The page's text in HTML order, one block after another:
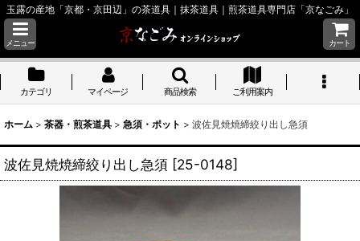
玉露の産地「京都・京田辺」の茶道具｜抹茶道具｜煎茶道具専門店「京なごみ」
メニュー カート
カテゴリ マイページ 商品検索 ご利用案内
ホーム > 茶器・煎茶道具 > 急須・ポット > 波佐見焼焼締絞り出し急須
波佐見焼焼締絞り出し急須 [25-0148]